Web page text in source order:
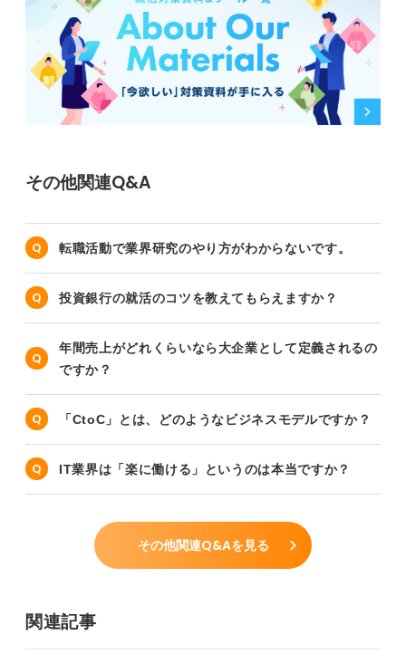
その他関連Q&A
転職活動で業界研究のやり方がわからないです。
投資銀行の就活のコツを教えてもらえますか？
年間売上がどれくらいなら大企業として定義されるの
ですか？
「CtoC」とは、どのようなビジネスモデルですか？
IT業界は「楽に働ける」というのは本当ですか？
その他関連Q&Aを見る
関連記事